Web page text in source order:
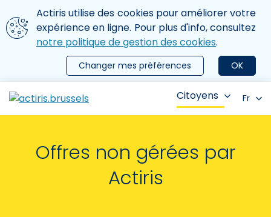
Aller au contenu principal
Nous utilisons des cookies
Actiris utilise des cookies pour améliorer votre
expérience en ligne. Pour plus d'info, consultez
notre politique de gestion des cookies.
OK
Changer mes préférences
le menu
Citoyens Fr
Offres non gérées par
Actiris